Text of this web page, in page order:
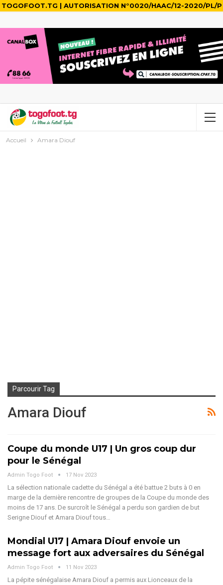
TOGOFOOT.TG | AUTORISATION N°0020/HAAC/12-2020/PL/P
Accueil Amara Diouf
Parcourir Tag
Amara Diouf
Coupe du monde U17 | Un gros coup dur
pour le Sénégal
Admin Togo Foot 17 Nov 2023
La sélection nationale cadette du Sénégal a été battue 2 buts à 0 en
marge de la dernière rencontre de groupes de la Coupe du monde des
moins de 17 ans. De surcroît le Sénégal a perdu son gardien de but
Serigne Diouf et Amara Diouf tous…
Mondial U17 | Amara Diouf envoie un
message fort aux adversaires du Sénégal
Admin Togo Foot 11 Nov 2023
La pépite sénégalaise Amara Diouf a permis aux Lionceaux de la